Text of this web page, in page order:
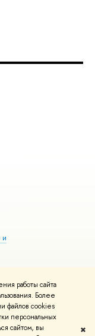
работы сайта
Более
файлов cookies
персональных
сайтом, вы
✖
и